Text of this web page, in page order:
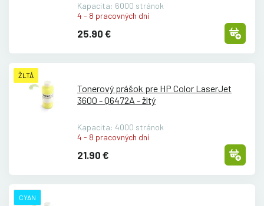
Kapacita: 6000 stránok
4 - 8 pracovných dní
25.90 €
ŽLTÁ
Tonerový prášok pre HP Color LaserJet
3600 - Q6472A - žltý
Kapacita: 4000 stránok
4 - 8 pracovných dní
21.90 €
CYAN